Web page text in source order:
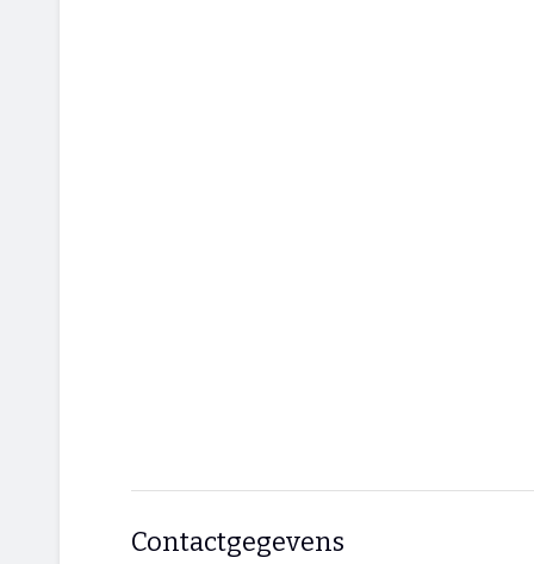
Contactgegevens